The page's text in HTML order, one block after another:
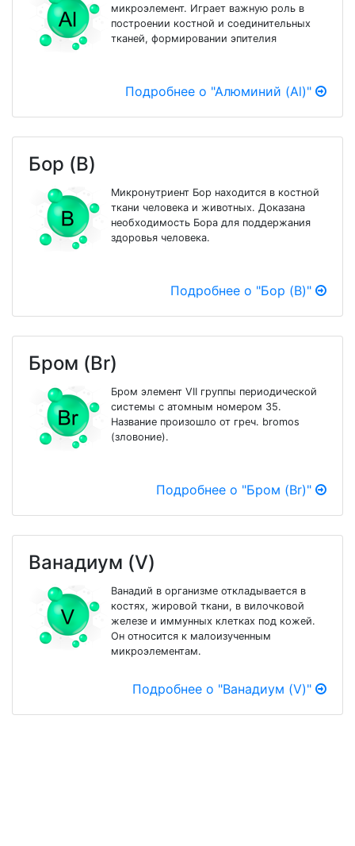
микроэлемент. Играет важную роль в
построении костной и соединительных
тканей, формировании эпителия
Подробнее о "Алюминий (Al)"
Бор (B)
Микронутриент Бор находится в костной
ткани человека и животных. Доказана
необходимость Бора для поддержания
здоровья человека.
Подробнее о "Бор (B)"
Бром (Br)
Бром элемент VII группы периодической
системы с атомным номером 35.
Название произошло от греч. bromos
(зловоние).
Подробнее о "Бром (Br)"
Ванадиум (V)
Ванадий в организме откладывается в
костях, жировой ткани, в вилочковой
железе и иммунных клетках под кожей.
Он относится к малоизученным
микроэлементам.
Подробнее о "Ванадиум (V)"